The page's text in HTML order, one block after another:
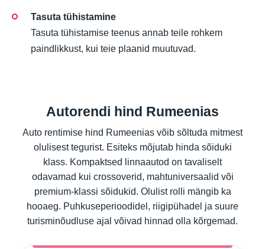
Tasuta tühistamine
Tasuta tühistamise teenus annab teile rohkem
paindlikkust, kui teie plaanid muutuvad.
Autorendi hind Rumeenias
Auto rentimise hind Rumeenias võib sõltuda mitmest
olulisest tegurist. Esiteks mõjutab hinda sõiduki
klass. Kompaktsed linnaautod on tavaliselt
odavamad kui crossoverid, mahtuniversaalid või
premium-klassi sõidukid. Olulist rolli mängib ka
hooaeg. Puhkuseperioodidel, riigipühadel ja suure
turisminõudluse ajal võivad hinnad olla kõrgemad.